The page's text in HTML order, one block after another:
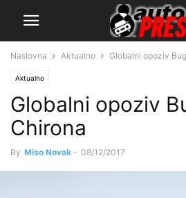
Naslovna Aktualno Globalni opoziv
Aktualno
Globalni opoziv
Chirona
By Miso Novak - 08/12/2017